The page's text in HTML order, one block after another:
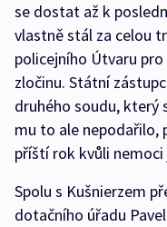
se dostat až k
vlastně stál za celou
policejního Útvaru
zločinu. Státní
druhého soudu, který
mu to ale nepodařilo,
příští rok kvůli
Spolu s Kušnierzem
dotačního úřadu